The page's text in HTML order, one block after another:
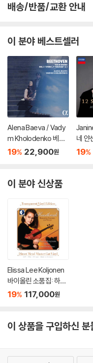
배송/반품/교환 안내
이 분야 베스트셀러
Alena Baeva / Vady
m Kholodenko 베토
벤: 바이올린 소나타 5
lin Sonatas Nos. 5 "S
19% 22,900원
네 얀
개의
19%
이 분야 신상품
Elissa Lee Koljonen
바이올린 소품집: 하트
브레이크 (Heartbrea
리어 컬러 2LP]
19% 117,000원
이 상품을 구입하신